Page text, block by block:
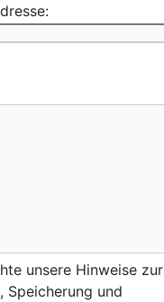
unsere Hinweise zur
Speicherung und